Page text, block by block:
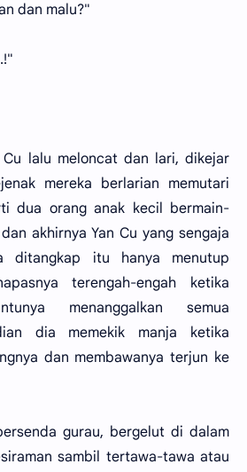
dan malu?"
lalu meloncat dan lari, dikejar
mereka berlarian memutari
dua orang anak kecil bermain-
akhirnya Yan Cu yang sengaja
ditangkap itu hanya menutup
terengah-engah ketika
menanggalkan semua
dia memekik manja ketika
dan membawanya terjun ke
gurau, bergelut di dalam
sambil tertawa-tawa atau